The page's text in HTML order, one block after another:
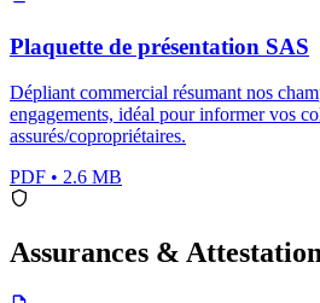
Plaquette de présentation SAS
Dépliant commercial résumant nos
engagements, idéal pour informer vos
assurés/copropriétaires.
PDF • 2.6 MB
Assurances &